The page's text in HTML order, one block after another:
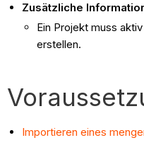
Zusätzliche
Ein Projekt muss
erstellen.
Importieren eines